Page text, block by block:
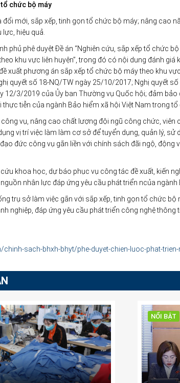
chức bộ máy
đổi mới, sắp xếp, tinh gọn tổ chức bộ máy; nâng cao
hiệu quả.
phủ phê duyệt Đề án “Nghiên cứu, sắp xếp tổ chức
khu vực liên huyện”, trong đó có nội dung đánh
xuất phương án sắp xếp tổ chức bộ máy theo khu
quyết số 18-NQ/TW ngày 25/10/2017; Nghị quyết
12/3/2019 của Ủy ban Thường vụ Quốc hội; đảm
thực tiễn của ngành Bảo hiểm xã hội Việt Nam trong
vụ, nâng cao chất lượng đội ngũ công chức,
vị trí việc làm làm cơ sở để tuyển dụng, quản lý,
đức công vụ gắn liền với chính sách đãi ngộ, động
khoa học, dự báo phục vụ công tác đề xuất, kiến
nhân lực đáp ứng yêu cầu phát triển ncủa ngành
trụ sở làm việc gắn với sắp xếp, tinh gọn tổ chức
nghiệp, đáp ứng yêu cầu phát triển công nghệ
sach-bhxh-bhyt/phe-duyet-chien-luoc-phat-
NỔI BẬT